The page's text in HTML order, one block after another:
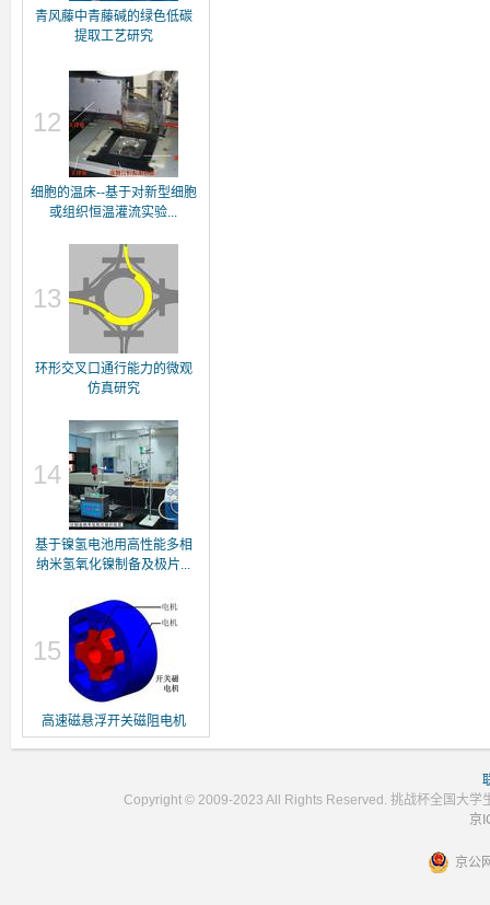
青风藤中青藤碱的绿色低碳
提取工艺研究
12
细胞的温床--基于对新型细胞
或组织恒温灌流实验...
13
环形交叉口通行能力的微观
仿真研究
14
基于镍氢电池用高性能多相
纳米氢氧化镍制备及极片...
15
高速磁悬浮开关磁阻电机
Copyright © 2009-2023 All Rights Reserved. 挑战杯全国大学
京
京公